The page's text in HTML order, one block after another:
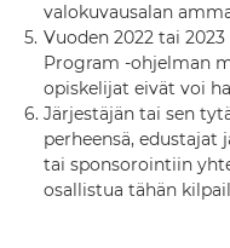
valokuvausalan
5. Vuoden 2022 tai
Program -ohjelman
opiskelijat eivät voi
6. Järjestäjän tai sen
perheensä, edustajat
tai sponsorointiin
osallistua tähän